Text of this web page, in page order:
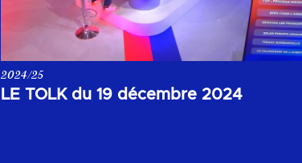
LE TOLK du 19 décembre 2024
2024/25
Votre rendez-vous de la soirée du 19 décembre 2024.